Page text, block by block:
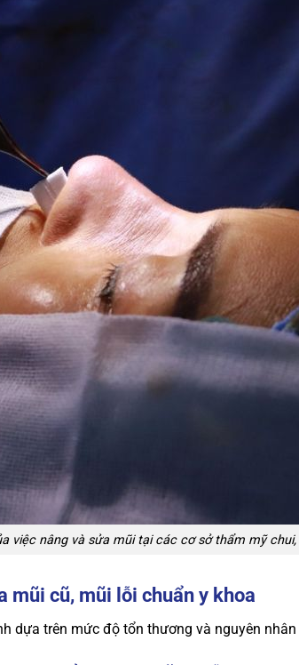
việc nâng và sửa mũi tại các cơ sở thẩm mỹ chui,
mũi cũ, mũi lỗi chuẩn y khoa
dựa trên mức độ tổn thương và nguyên